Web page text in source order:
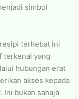
simbol
terhebat ini
terkenal yang
hubungan erat
akses kepada
Ini bukan sahaja